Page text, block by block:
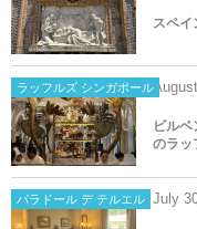
スペイ
ラッフルズ シンガポールAugust
ビル
のラッ
パラドール デ テルエル July